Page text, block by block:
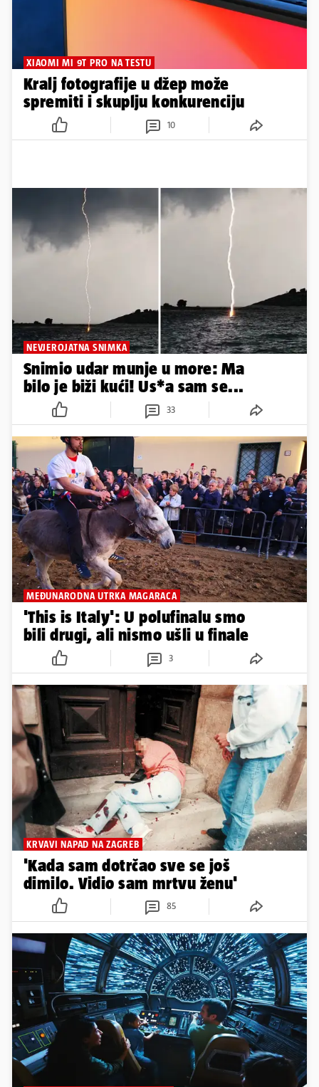
XIAOMI MI 9T PRO NA TESTU
Kralj fotografije u džep može
spremiti i skuplju konkurenciju
10
NEVJEROJATNA SNIMKA
Snimio udar munje u more: Ma
bilo je biži kući! Us*a sam se...
33
MEĐUNARODNA UTRKA MAGARACA
'This is Italy': U polufinalu smo
bili drugi, ali nismo ušli u finale
3
KRVAVI NAPAD NA ZAGREB
'Kada sam dotrčao sve se još
dimilo. Vidio sam mrtvu ženu'
85